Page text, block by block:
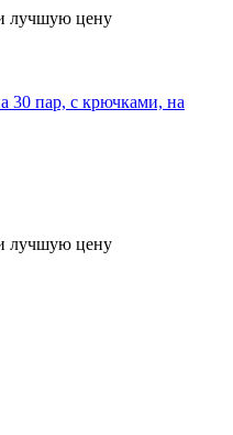
лучшую цену
30 пар, с крючками, на
лучшую цену